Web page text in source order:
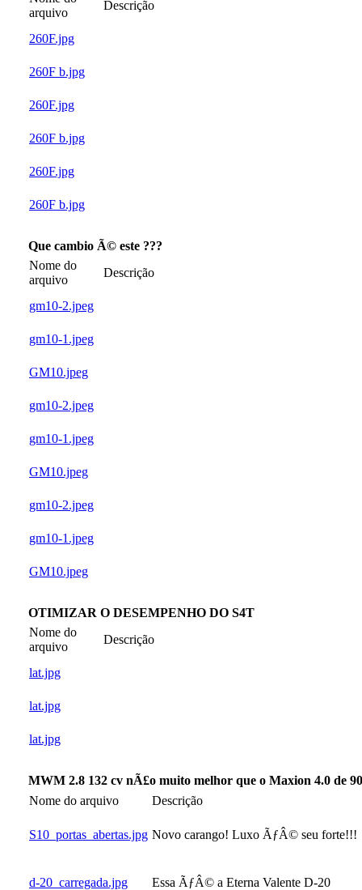
arquivo
Descrição
260F.jpg
260F b.jpg
260F.jpg
260F b.jpg
260F.jpg
260F b.jpg
Que cambio Ã© este ???
Nome do
arquivo
Descrição
gm10-2.jpeg
gm10-1.jpeg
GM10.jpeg
gm10-2.jpeg
gm10-1.jpeg
GM10.jpeg
gm10-2.jpeg
gm10-1.jpeg
GM10.jpeg
OTIMIZAR O DESEMPENHO DO S4T
Nome do
arquivo
Descrição
lat.jpg
lat.jpg
lat.jpg
MWM 2.8 132 cv nÃ£o muito melhor que o Maxion 4.0 de
Nome do arquivo
Descrição
S10_portas_abertas.jpg Novo carango! Luxo ÃƒÂ© seu forte!!!
d-20_carregada.jpg Essa ÃƒÂ© a Eterna Valente D-20